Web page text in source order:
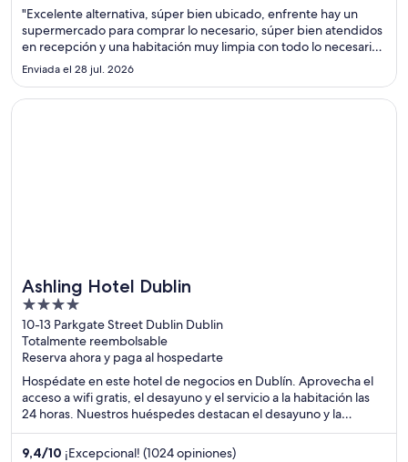
"Excelente alternativa, súper bien ubicado, enfrente hay un
supermercado para comprar lo necesario, súper bien atendidos
en recepción y una habitación muy limpia con todo lo necesario.
Lo recomiendo enormemente!"
Enviada el 28 jul. 2026
Ashling Hotel Dublin
4
out
of
5
10-13 Parkgate Street Dublin Dublin
Totalmente reembolsable
Reserva ahora y paga al hospedarte
Hospédate en este hotel de negocios en Dublín. Aprovecha el
acceso a wifi gratis, el desayuno y el servicio a la habitación las
24 horas. Nuestros huéspedes destacan el desayuno y la
atención del personal en sus opiniones. Estarás muy cerca de
atracciones como Guinness Storehouse y O'Connell Street.
9,4/10 ¡Excepcional! (1024 opiniones)
Se abre en una nueva ventana
Ashling Hotel Dublin